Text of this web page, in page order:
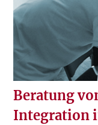
Beratung
Integration